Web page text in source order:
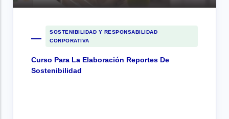
SOSTENIBILIDAD Y RESPONSABILIDAD
CORPORATIVA
Curso Para La Elaboración Reportes De
Sostenibilidad